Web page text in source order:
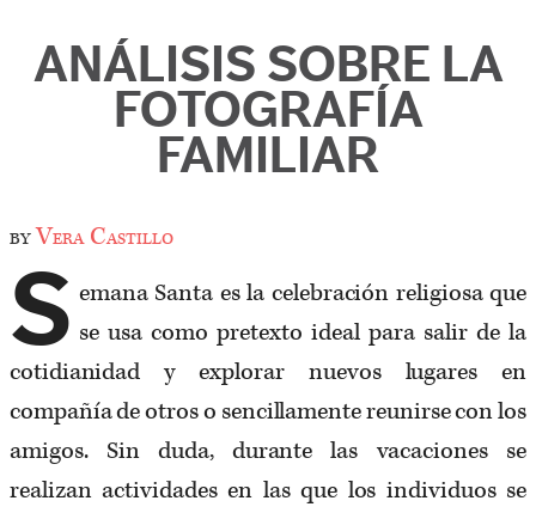
ANÁLISIS SOBRE LA
FOTOGRAFÍA
FAMILIAR
byVera Castillo
S emana Santa es la celebración religiosa que
se usa como pretexto ideal para salir de la
cotidianidad y explorar nuevos lugares en
compañía de otros o sencillamente reunirse con los
amigos. Sin duda, durante las vacaciones se
realizan actividades en las que los individuos se